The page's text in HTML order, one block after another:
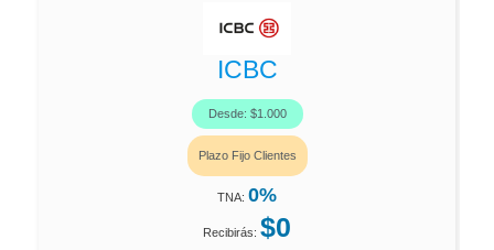
ICBC
Desde: $1.000
Plazo Fijo Clientes
TNA: 0%
Recibirás: $0